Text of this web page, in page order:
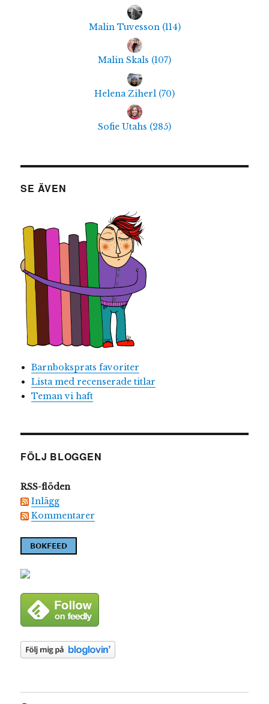
Malin Tuvesson (114)
Malin Skals (107)
Helena Ziherl (70)
Sofie Utahs (285)
SE ÄVEN
Barnboksprats favoriter
Lista med recenserade titlar
Teman vi haft
FÖLJ BLOGGEN
RSS-flöden
Inlägg
Kommentarer